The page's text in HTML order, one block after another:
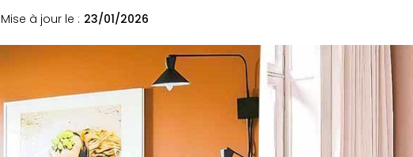
Mise à jour le : 23/01/2026